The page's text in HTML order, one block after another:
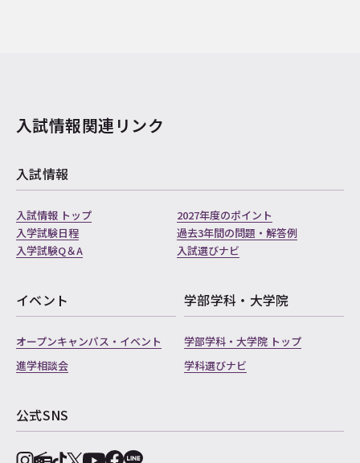
入試情報関連リンク
入試情報
入試情報 トップ
2027年度のポイント
入学試験日程
過去3年間の問題・解答例
入学試験Q＆A
入試選びナビ
イベント
オープンキャンパス・イベント
進学相談会
学部学科・大学院
学部学科・大学院 トップ
学科選びナビ
公式SNS